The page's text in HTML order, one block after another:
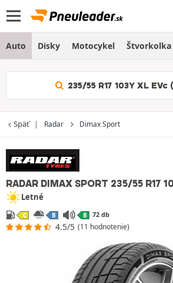
Auto Disky Motocykel Štvorkolka
235/55 R17 103Y XL
Späť Radar Dimax Sport
RADAR DIMAX SPORT 235/55 R17
Letné
C B B 72 db
4.5/5 (11 hodnotenie)